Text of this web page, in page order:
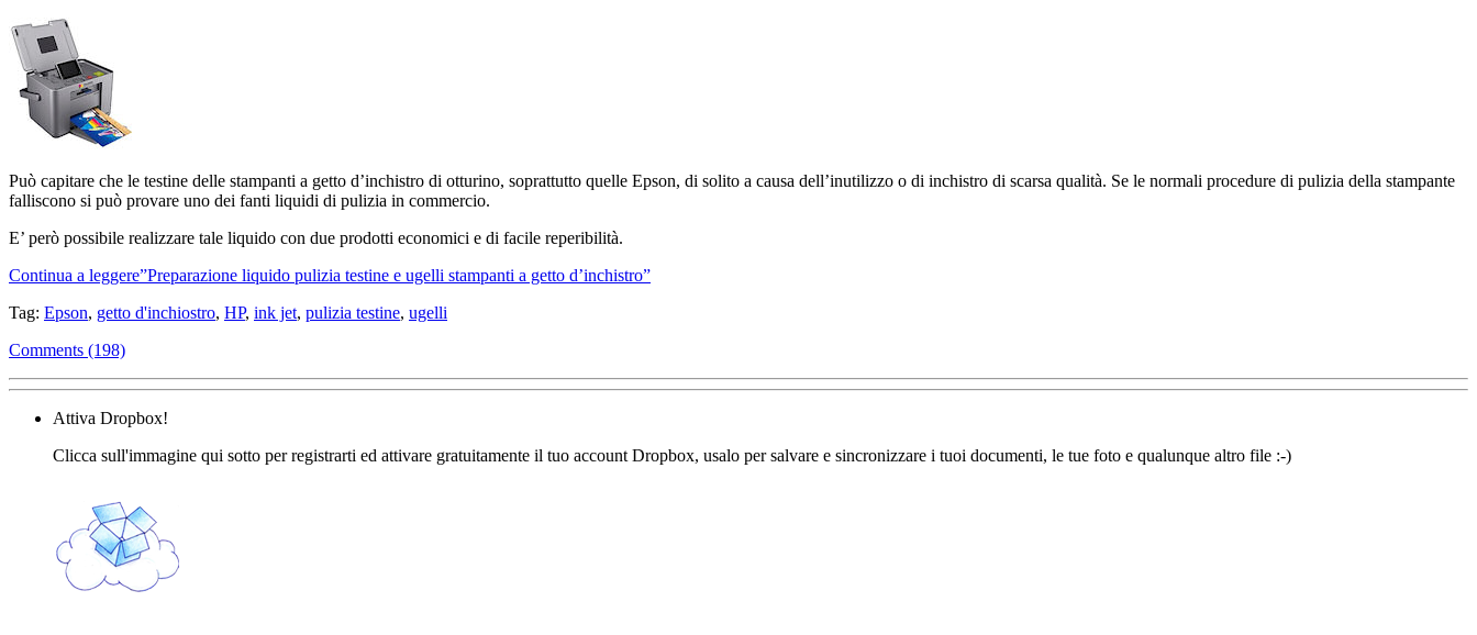
Può capitare che le testine delle stampanti a getto d’inchistro di otturino, soprattutto quelle Epson, di solito a causa dell’inutilizzo o di inchistro di scarsa qualità. Se le normali procedure di pulizia della stampante
falliscono si può provare uno dei fanti liquidi di pulizia in commercio.
E’ però possibile realizzare tale liquido con due prodotti economici e di facile reperibilità.
Continua a leggere”Preparazione liquido pulizia testine e ugelli stampanti a getto d’inchistro”
Tag: Epson, getto d'inchiostro, HP, ink jet, pulizia testine, ugelli
Comments (198)
Attiva Dropbox!
Clicca sull'immagine qui sotto per registrarti ed attivare gratuitamente il tuo account Dropbox, usalo per salvare e sincronizzare i tuoi documenti, le tue foto e qualunque altro file :-)